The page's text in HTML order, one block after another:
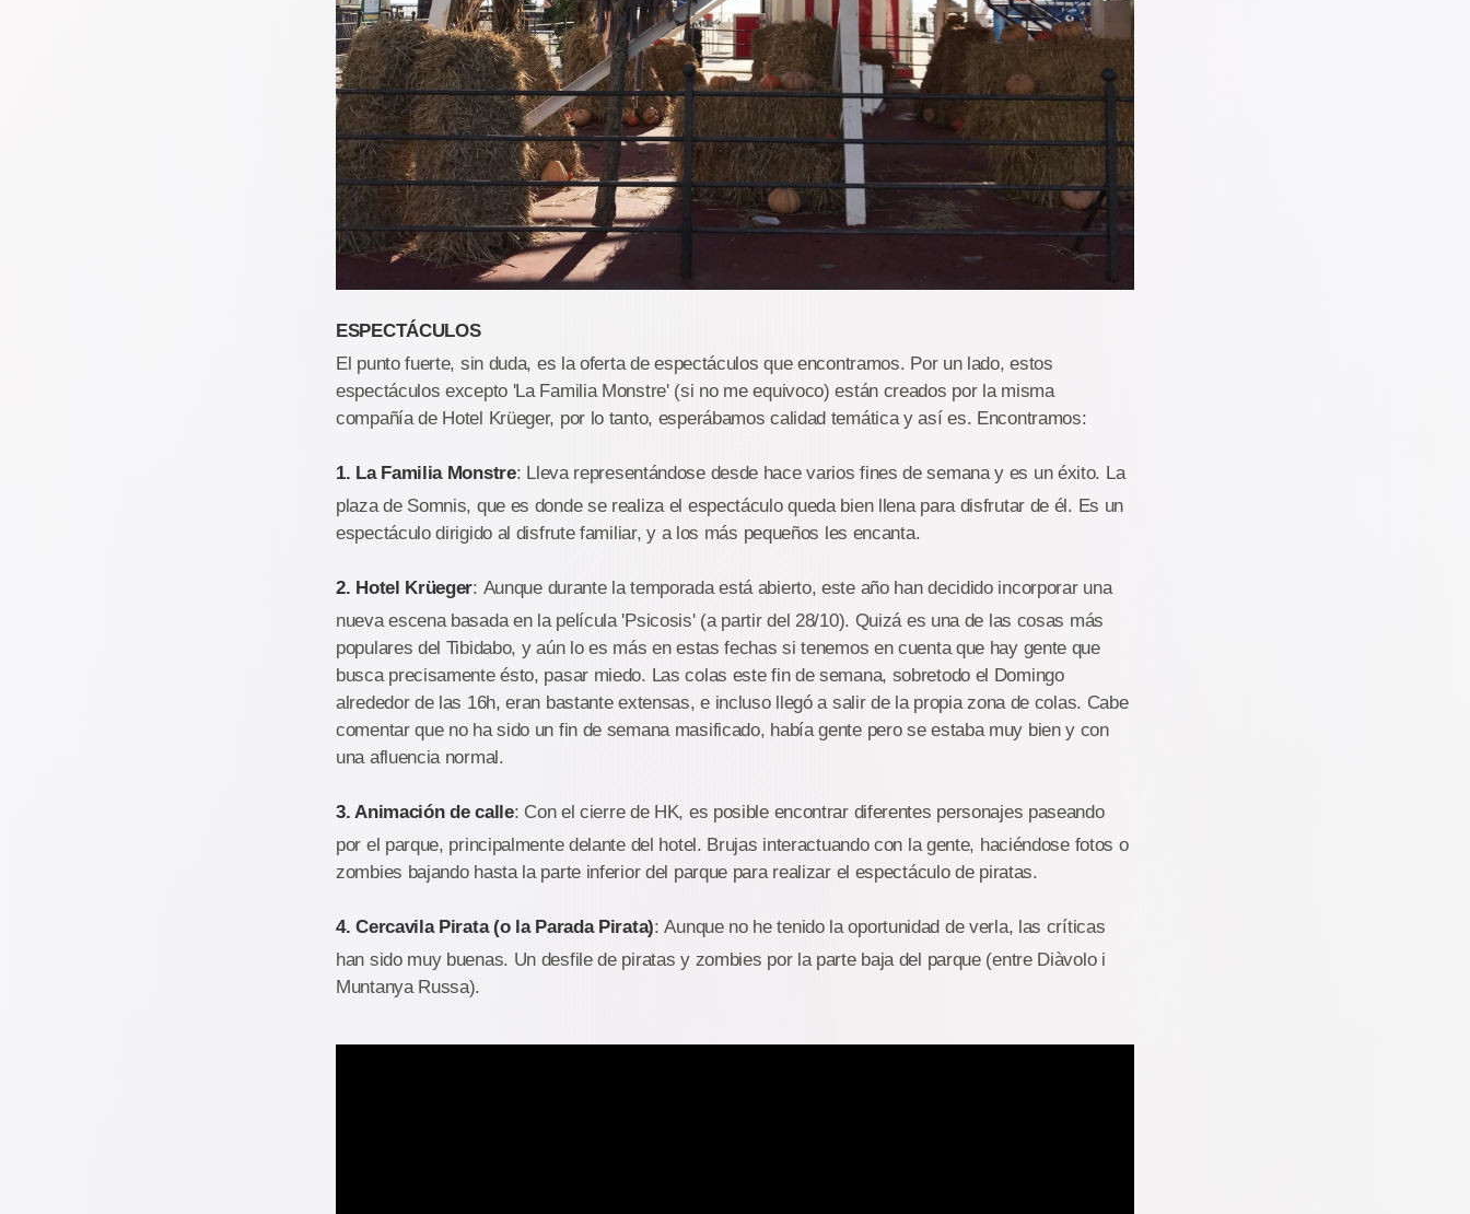
ESPECTÁCULOS
El punto fuerte, sin duda, es la oferta de espectáculos que encontramos. Por un lado, estos
espectáculos excepto 'La Familia Monstre' (si no me equivoco) están creados por la misma
compañía de Hotel Krüeger, por lo tanto, esperábamos calidad temática y así es. Encontramos:
1. La Familia Monstre: Lleva representándose desde hace varios fines de semana y es un éxito. La
plaza de Somnis, que es donde se realiza el espectáculo queda bien llena para disfrutar de él. Es un
espectáculo dirigido al disfrute familiar, y a los más pequeños les encanta.
2. Hotel Krüeger: Aunque durante la temporada está abierto, este año han decidido incorporar una
nueva escena basada en la película 'Psicosis' (a partir del 28/10). Quizá es una de las cosas más
populares del Tibidabo, y aún lo es más en estas fechas si tenemos en cuenta que hay gente que
busca precisamente ésto, pasar miedo. Las colas este fin de semana, sobretodo el Domingo
alrededor de las 16h, eran bastante extensas, e incluso llegó a salir de la propia zona de colas. Cabe
comentar que no ha sido un fin de semana masificado, había gente pero se estaba muy bien y con
una afluencia normal.
3. Animación de calle: Con el cierre de HK, es posible encontrar diferentes personajes paseando
por el parque, principalmente delante del hotel. Brujas interactuando con la gente, haciéndose fotos o
zombies bajando hasta la parte inferior del parque para realizar el espectáculo de piratas.
4. Cercavila Pirata (o la Parada Pirata): Aunque no he tenido la oportunidad de verla, las críticas
han sido muy buenas. Un desfile de piratas y zombies por la parte baja del parque (entre Diàvolo i
Muntanya Russa).